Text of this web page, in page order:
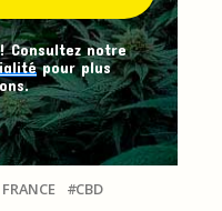
Consultez notre
pour plus
CBD